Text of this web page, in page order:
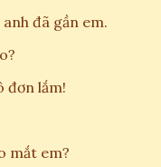
đã gần em.
đơn lắm!
mắt em?